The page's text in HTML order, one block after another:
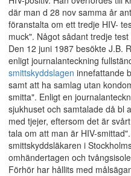
där man d 28 nov samma år
föranstalta om ett tredje HIV-
muck". Något sådant tredje
Den 12 juni 1987 besökte J.B.
enligt journalanteckning
smittskyddslagen innefattande
samt att ha samlag utan
smitta". Enligt en
sjukhuset och samtalade då bl
med tjejer, eftersom det är
tala om att man är HIV-
smittskyddsläkaren i
omhändertagen och
Förhör har hållits med